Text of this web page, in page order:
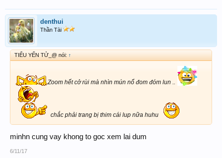
denthui
Thần Tài
TIỂU YẾN TỬ_@ nói: ↑
Zoom hết cở rùi mà nhìn mún nổ đom đóm lun ..
chắc phải trang bị thim cái lup nữa huhu
minhn cung vay khong to goc xem lai dum
6/11/17